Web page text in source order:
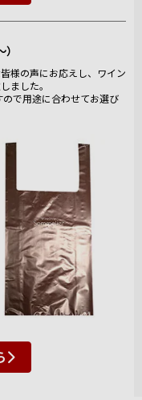
様の声にお応えし、ワイン
ました。
で用途に合わせてお選び